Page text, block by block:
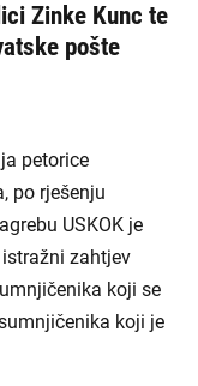
Zinke Kunc te
pošte
petorice
po rješenju
USKOK je
zahtjev
koji se
koji je